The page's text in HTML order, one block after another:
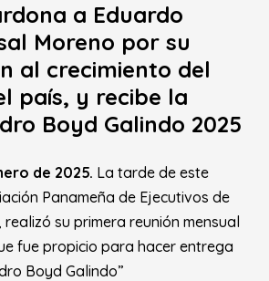
a Eduardo
Moreno por su
al crecimiento del
país, y recibe la
Boyd Galindo 2025
de 2025. La tarde de este
Panameña de Ejecutivos de
realizó su primera reunión mensual
fue propicio para hacer entrega
Boyd Galindo”